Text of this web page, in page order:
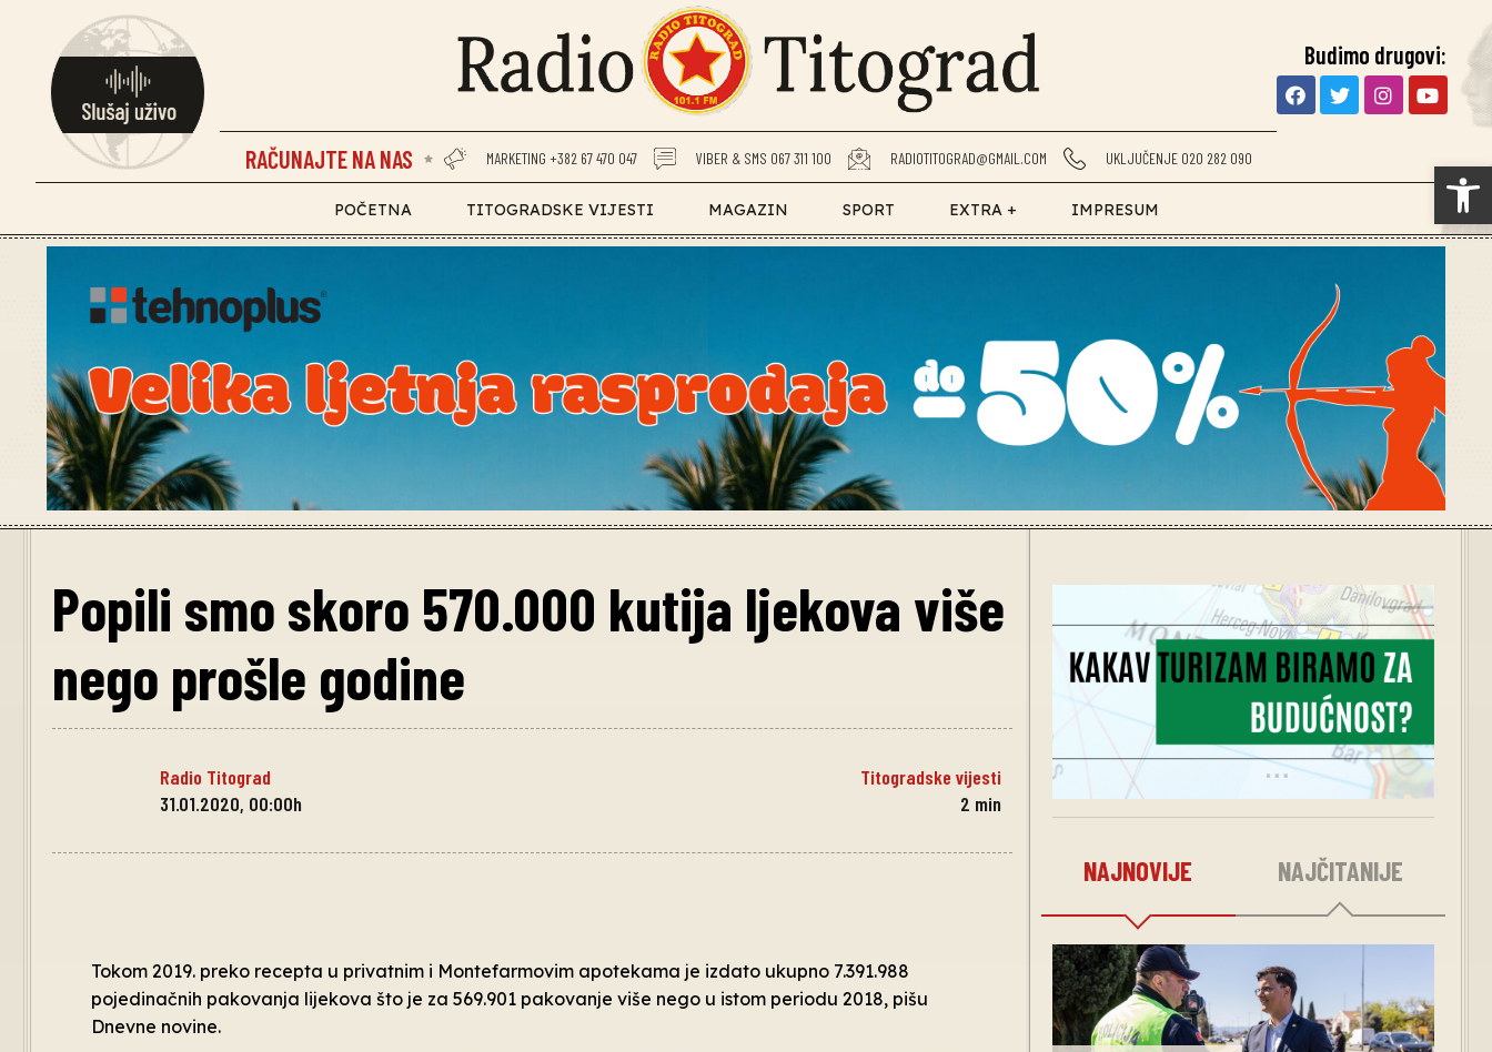
RAČUNAJTE NA NAS MARKETING +382 67 470 047 VIBER & SMS 067 311 100 RADIOTITOGRAD@GMAIL.COM UKLJUČENJE 020 282 090
Budimo drugovi:
POČETNA TITOGRADSKE VIJESTI MAGAZIN SPORT EXTRA + IMPRESUM
Popili smo skoro 570.000 kutija ljekova više
nego prošle godine
Radio Titograd
Titogradske vijesti
31.01.2020, 00:00h
2 min
Tokom 2019. preko recepta u privatnim i Montefarmovim apotekama je izdato ukupno 7.391.988
pojedinačnih pakovanja lijekova što je za 569.901 pakovanje više nego u istom periodu 2018, pišu
Dnevne novine.
NAJNOVIJE NAJČITANIJE